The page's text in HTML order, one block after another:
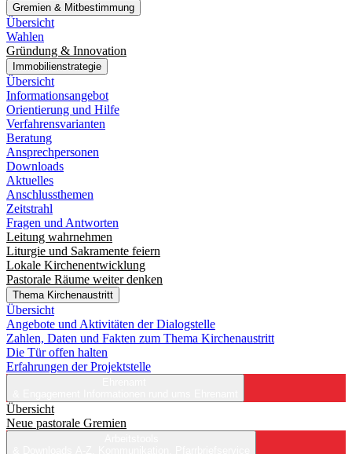
Gremien & Mitbestimmung
Übersicht
Wahlen
Gründung & Innovation
Immobilienstrategie
Übersicht
Informationsangebot
Orientierung und Hilfe
Verfahrensvarianten
Beratung
Ansprechpersonen
Downloads
Aktuelles
Anschlussthemen
Zeitstrahl
Fragen und Antworten
Leitung wahrnehmen
Liturgie und Sakramente feiern
Lokale Kirchenentwicklung
Pastorale Räume weiter denken
Thema Kirchenaustritt
Übersicht
Angebote und Aktivitäten der Dialogstelle
Zahlen, Daten und Fakten zum Thema Kirchenaustritt
Die Tür offen halten
Erfahrungen der Projektstelle
Übersicht
Neue pastorale Gremien